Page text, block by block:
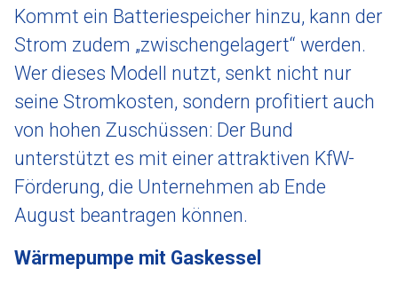
Kommt ein Batteriespeicher hinzu, kann der
Strom zudem „zwischengelagert“ werden.
Wer dieses Modell nutzt, senkt nicht nur
seine Stromkosten, sondern profitiert auch
von hohen Zuschüssen: Der Bund
unterstützt es mit einer attraktiven KfW-
Förderung, die Unternehmen ab Ende
August beantragen können.
Wärmepumpe mit Gaskessel